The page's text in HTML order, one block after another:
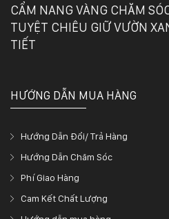
CẨM NANG VÀNG CHĂM
TUYỆT CHIÊU GIỮ VƯỜN
TIẾT
HƯỚNG DẪN MUA HÀNG
Hướng Dẫn Đổi/ Trả Hàng
Hướng Dẫn Chăm Sóc
Phí Giao Hàng
Cam Kết Chất Lượng